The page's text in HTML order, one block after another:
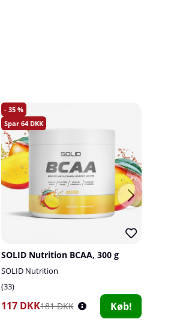
35
64
SOLID Nutrition BCAA, 300 g
SOLID Nutrition
33
117 DKK181 DKK Køb!